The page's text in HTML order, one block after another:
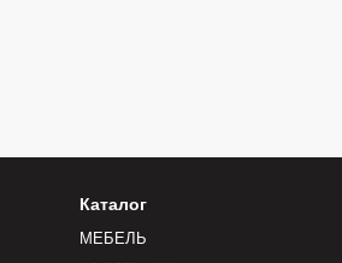
Каталог
МЕБЕЛЬ